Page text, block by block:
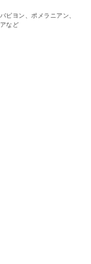
ピヨン、ポメラニアン、
など